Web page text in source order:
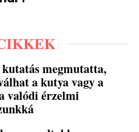
megmutatta,
a kutya vagy a
valódi érzelmi